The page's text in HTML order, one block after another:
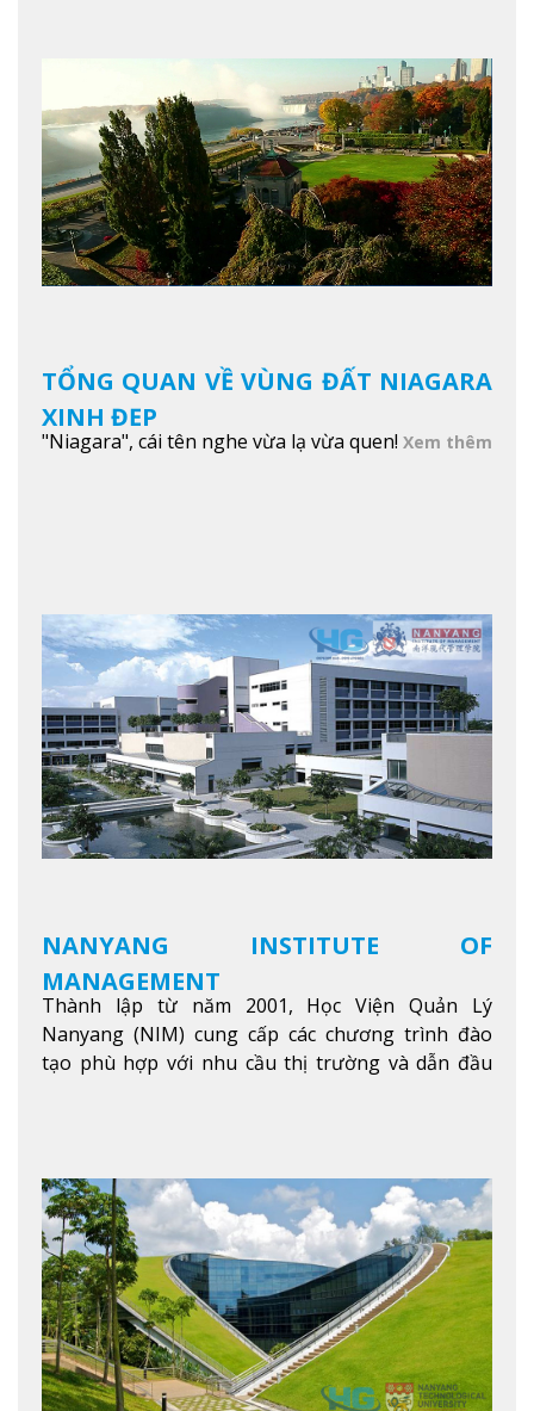
TỔNG QUAN VỀ VÙNG ĐẤT NIAGARA
XINH ĐẸP
"Niagara", cái tên nghe vừa lạ vừa quen! Xem thêm
NANYANG INSTITUTE OF
MANAGEMENT
Thành lập từ năm 2001, Học Viện Quản Lý
Nanyang (NIM) cung cấp các chương trình đào
tạo phù hợp với nhu cầu thị trường và dẫn đầu
học tập và nghiên cứu chất lượng nhằm nâng cao
kỹ năng, kiến thức và năng lực của sinh viên và các
đối tác của trườngXem thêm